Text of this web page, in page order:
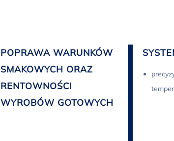
POPRAWA WARUNKÓW
SMAKOWYCH ORAZ
RENTOWNOŚCI
WYROBÓW GOTOWYCH